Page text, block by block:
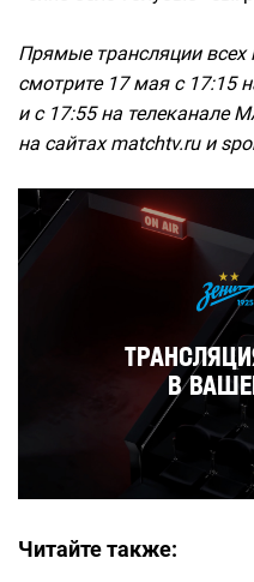
Прямые трансляции всех
смотрите 17 мая с 17:15
и с 17:55 на телеканале
на сайтах matchtv.ru и
Читайте также: